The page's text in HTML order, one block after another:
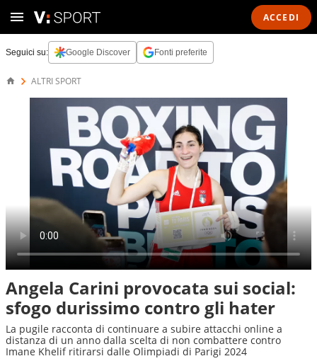
ACCEDI
Seguici su: Google Discover Fonti preferite
ALTRI SPORT
Angela Carini provocata sui social:
sfogo durissimo contro gli hater
La pugile racconta di continuare a subire attacchi online a
distanza di un anno dalla scelta di non combattere contro
Imane Khelif ritirarsi dalle Olimpiadi di Parigi 2024